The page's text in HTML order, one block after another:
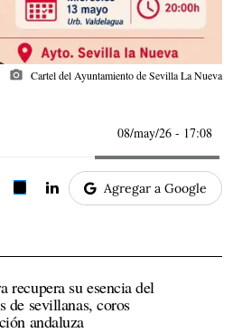
photo_camera Cartel del Ayuntamiento de Sevilla La Nueva
08/may/26 - 17:08
Agregar a Google
recupera su esencia del
de sevillanas, coros
andaluza